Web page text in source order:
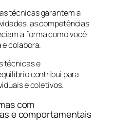
técnicas garantem a
as competências
a forma como você
e colabora.
técnicas e
contribui para
e coletivos.
com
e comportamentais